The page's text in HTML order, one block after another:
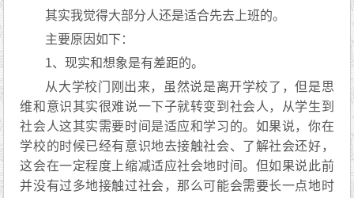
其实我觉得大部分人还是适合先去上班的。
主要原因如下：
1、现实和想象是有差距的。
从大学校门刚出来，虽然说是离开学校了，但是思
维和意识其实很难说一下子就转变到社会人，从学生到
社会人这其实需要时间是适应和学习的。如果说，你在
学校的时候已经有意识地去接触社会、了解社会还好，
这会在一定程度上缩减适应社会地时间。但如果说此前
并没有过多地接触过社会，那么可能会需要长一点地时